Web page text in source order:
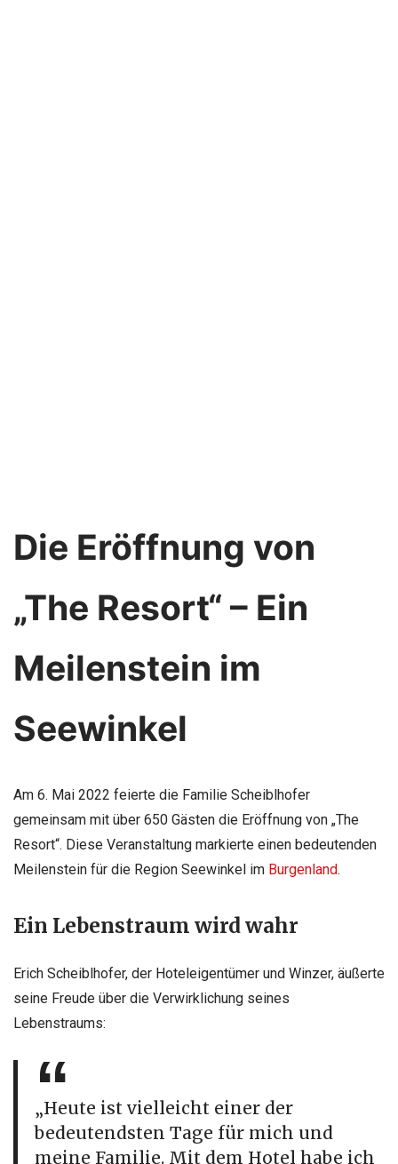
Die Eröffnung von
„The Resort“ – Ein
Meilenstein im
Seewinkel
Am 6. Mai 2022 feierte die Familie Scheiblhofer
gemeinsam mit über 650 Gästen die Eröffnung von „The
Resort“. Diese Veranstaltung markierte einen bedeutenden
Meilenstein für die Region Seewinkel im Burgenland.
Ein Lebenstraum wird wahr
Erich Scheiblhofer, der Hoteleigentümer und Winzer, äußerte
seine Freude über die Verwirklichung seines
Lebenstraums:
„Heute ist vielleicht einer der
bedeutendsten Tage für mich und
meine Familie. Mit dem Hotel habe ich